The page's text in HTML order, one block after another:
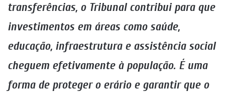
transferências, o Tribunal contribui para que
investimentos em áreas como saúde,
educação, infraestrutura e assistência social
cheguem efetivamente à população. É uma
forma de proteger o erário e garantir que o